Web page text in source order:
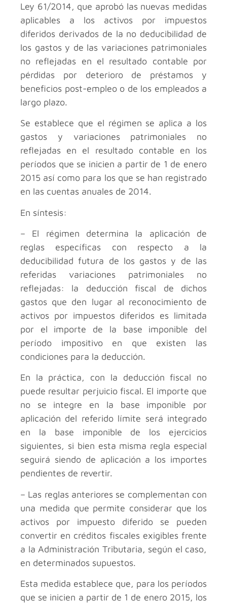
Ley 61/2014, que aprobó las nuevas medidas
aplicables a los activos por impuestos
diferidos derivados de la no deducibilidad de
los gastos y de las variaciones patrimoniales
no reflejadas en el resultado contable por
pérdidas por deterioro de préstamos y
beneficios post-empleo o de los empleados a
largo plazo.
Se establece que el régimen se aplica a los
gastos y variaciones patrimoniales no
reflejadas en el resultado contable en los
períodos que se inicien a partir de 1 de enero
2015 así como para los que se han registrado
en las cuentas anuales de 2014.
En síntesis:
– El régimen determina la aplicación de
reglas específicas con respecto a la
deducibilidad futura de los gastos y de las
referidas variaciones patrimoniales no
reflejadas: la deducción fiscal de dichos
gastos que den lugar al reconocimiento de
activos por impuestos diferidos es limitada
por el importe de la base imponible del
período impositivo en que existen las
condiciones para la deducción.
En la práctica, con la deducción fiscal no
puede resultar perjuicio fiscal. El importe que
no se integre en la base imponible por
aplicación del referido límite será integrado
en la base imponible de los ejercicios
siguientes, si bien esta misma regla especial
seguirá siendo de aplicación a los importes
pendientes de revertir.
– Las reglas anteriores se complementan con
una medida que permite considerar que los
activos por impuesto diferido se pueden
convertir en créditos fiscales exigibles frente
a la Administración Tributaria, según el caso,
en determinados supuestos.
Esta medida establece que, para los períodos
que se inicien a partir de 1 de enero 2015, los